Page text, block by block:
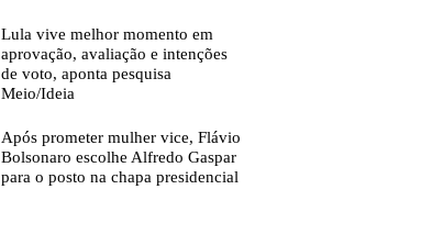
Lula vive melhor momento em
aprovação, avaliação e intenções
de voto, aponta pesquisa
Meio/Ideia
Após prometer mulher vice, Flávio
Bolsonaro escolhe Alfredo Gaspar
para o posto na chapa presidencial